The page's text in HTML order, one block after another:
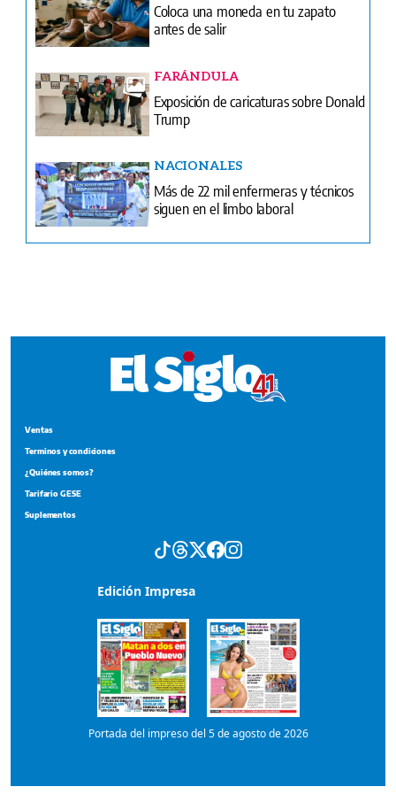
Coloca una moneda en tu zapato
antes de salir
FARÁNDULA
Exposición de caricaturas sobre Donald
Trump
NACIONALES
Más de 22 mil enfermeras y técnicos
siguen en el limbo laboral
Suplementos
Portada del impreso del 5 de agosto de 2026